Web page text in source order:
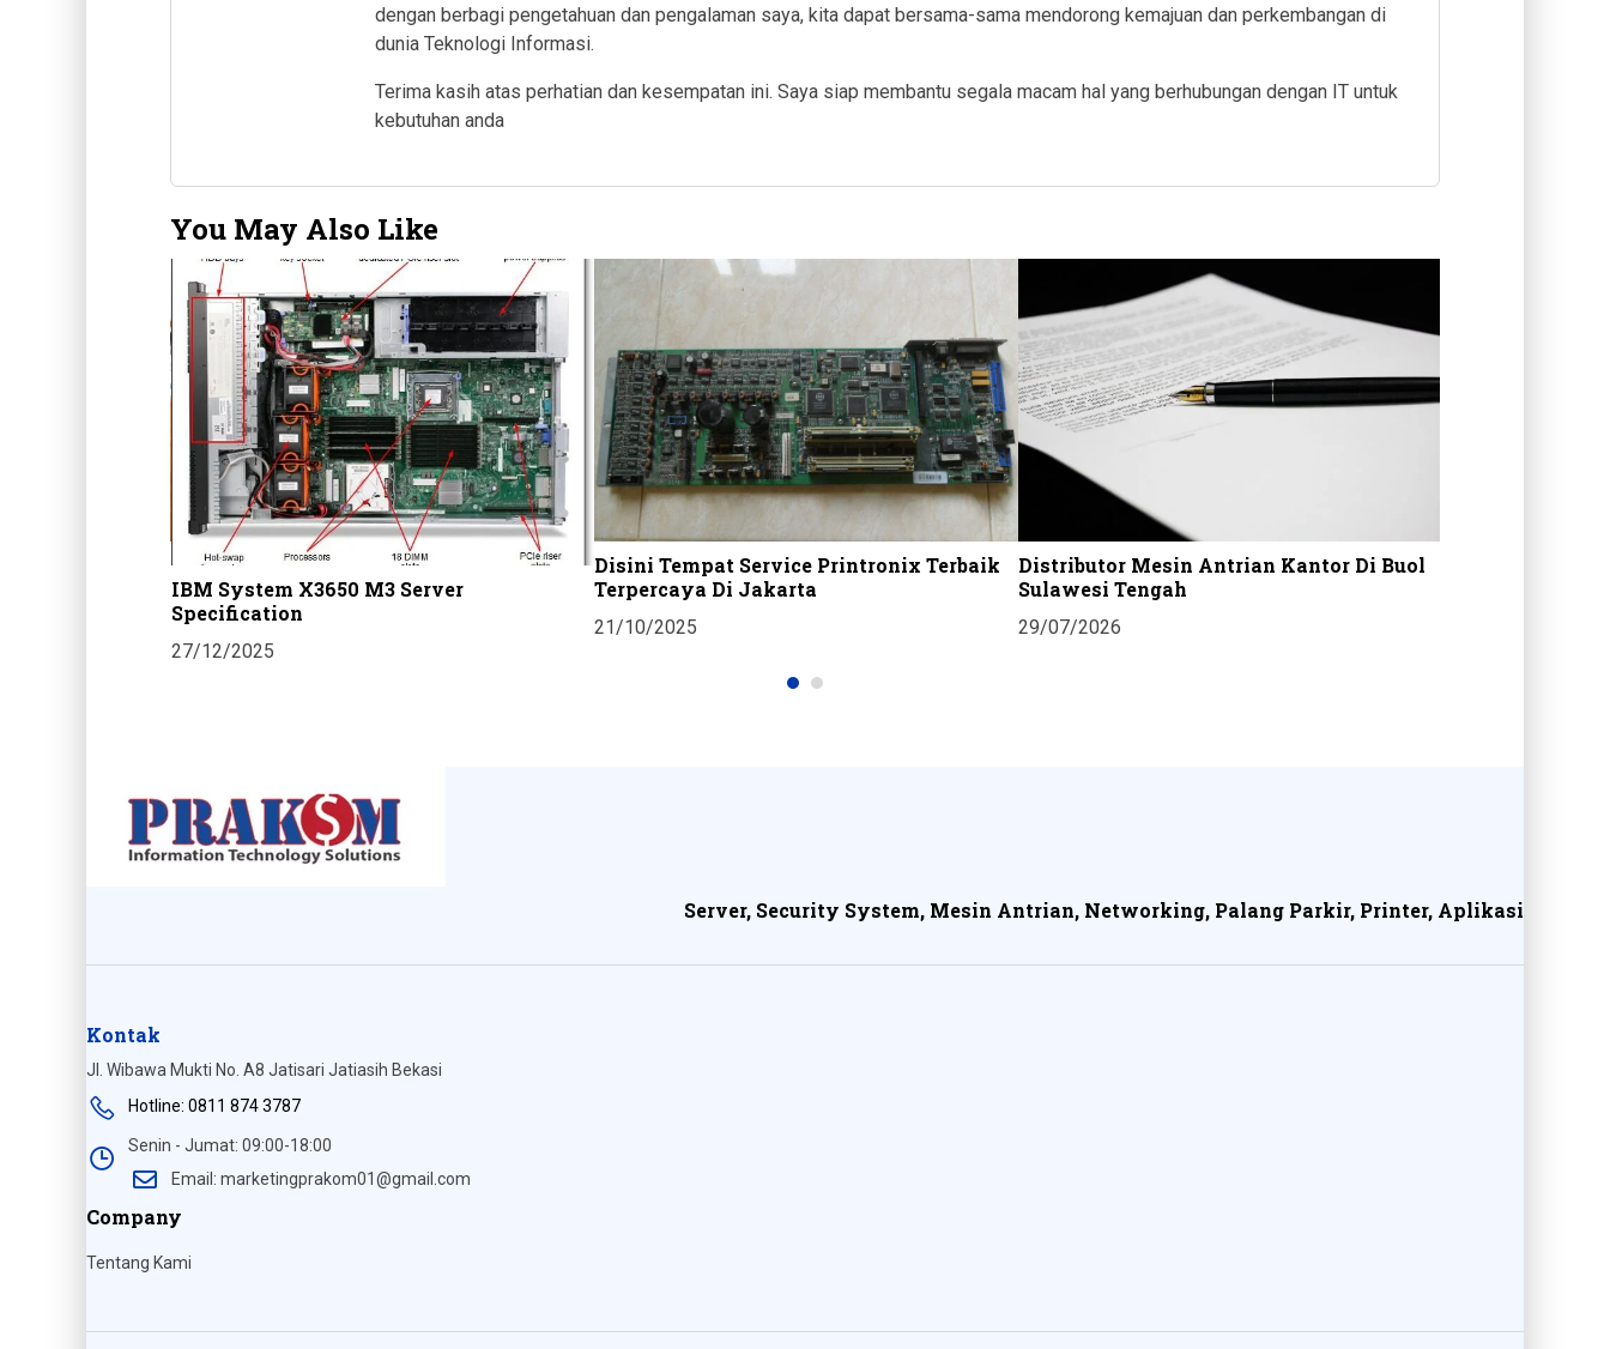
dengan berbagi pengetahuan dan pengalaman saya, kita dapat bersama-sama mendorong kemajuan dan perkembangan di
dunia Teknologi Informasi.
Terima kasih atas perhatian dan kesempatan ini. Saya siap membantu segala macam hal yang berhubungan dengan IT untuk
kebutuhan anda
You May Also Like
IBM System X3650 M3 Server
Specification
27/12/2025
Disini Tempat Service Printronix Terbaik
Terpercaya Di Jakarta
21/10/2025
Distributor Mesin Antrian Kantor Di Buol
Sulawesi Tengah
29/07/2026
Server, Security System, Mesin Antrian, Networking, Palang Parkir, Printer, Aplikasi
Kontak
Jl. Wibawa Mukti No. A8 Jatisari Jatiasih Bekasi
Hotline: 0811 874 3787
Senin - Jumat: 09:00-18:00
Email: marketingprakom01@gmail.com
Company
Tentang Kami